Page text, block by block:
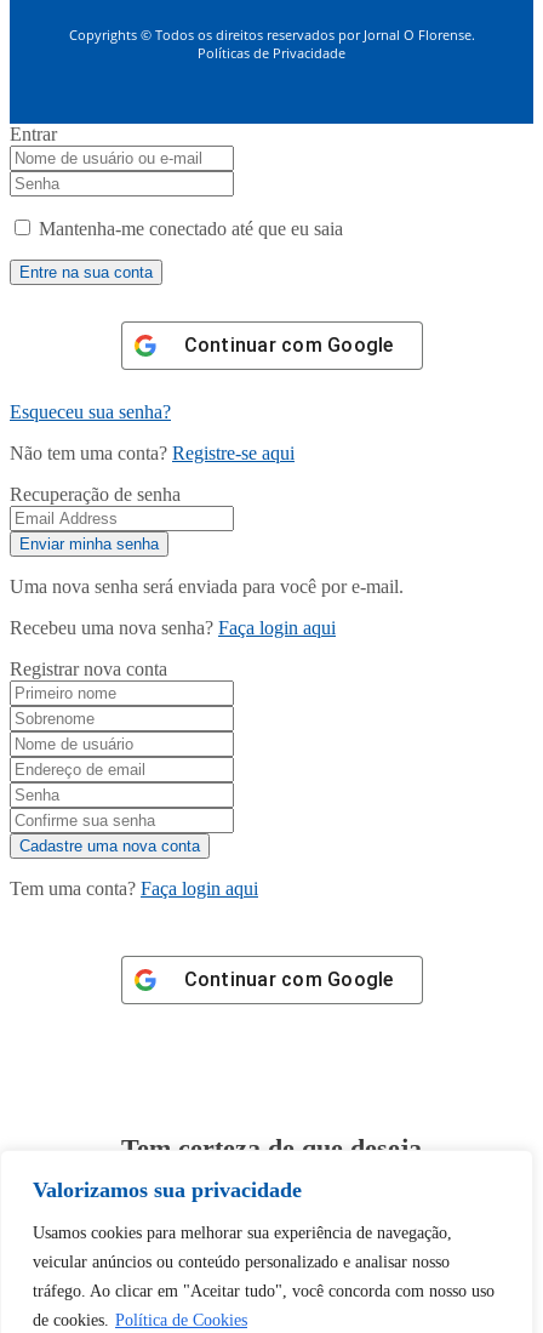
Valorizamos sua privacidade
Usamos cookies para melhorar sua experiência de navegação,
veicular anúncios ou conteúdo personalizado e analisar nosso
tráfego. Ao clicar em "Aceitar tudo", você concorda com nosso uso
de cookies. Política de Cookies
Copyrights © Todos os direitos reservados por Jornal O Florense.
Políticas de Privacidade
Entrar
Mantenha-me conectado até que eu saia
Continuar com Google
Esqueceu sua senha?
Não tem uma conta? Registre-se aqui
Recuperação de senha
Uma nova senha será enviada para você por e-mail.
Recebeu uma nova senha? Faça login aqui
Registrar nova conta
Tem uma conta? Faça login aqui
Continuar com Google
Tem certeza de que deseja
desbloquear esta publicação?
Desbloquear esquerda : 0
Sim